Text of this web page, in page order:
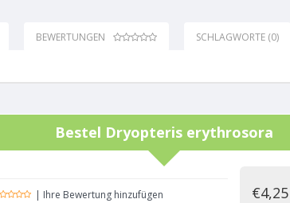
BEWERTUNGEN SCHLAGWORTE (0)
Bestel Dryopteris erythrosora
| Ihre Bewertung hinzufügen €4,25